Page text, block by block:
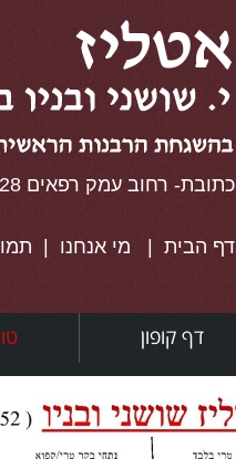
כתובת- רחוב עמק רפאים 28 ירושלים
דף הבית מי אנחנו
דף קופון